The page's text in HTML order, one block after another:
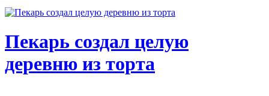
Пекарь создал целую
деревню из торта